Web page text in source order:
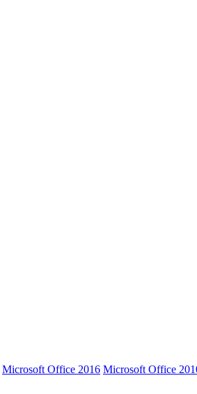
Microsoft Office 2016 Microsoft Office